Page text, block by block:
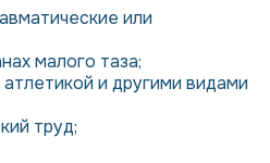
или
малого таза;
и другими видами
труд;